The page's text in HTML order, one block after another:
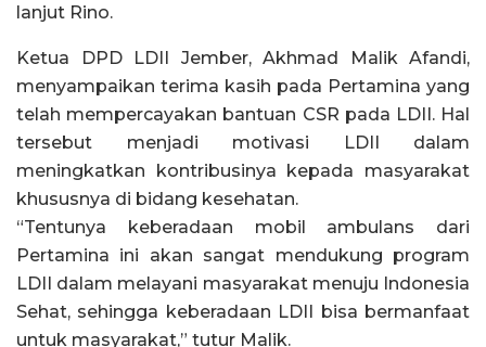
lanjut Rino.
Ketua DPD LDII Jember, Akhmad Malik Afandi,
menyampaikan terima kasih pada Pertamina yang
telah mempercayakan bantuan CSR pada LDII. Hal
tersebut menjadi motivasi LDII dalam
meningkatkan kontribusinya kepada masyarakat
khususnya di bidang kesehatan.
“Tentunya keberadaan mobil ambulans dari
Pertamina ini akan sangat mendukung program
LDII dalam melayani masyarakat menuju Indonesia
Sehat, sehingga keberadaan LDII bisa bermanfaat
untuk masyarakat,” tutur Malik.